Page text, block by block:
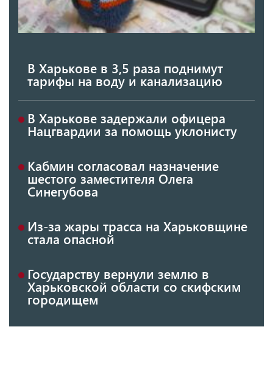
В Харькове в 3,5 раза поднимут
тарифы на воду и канализацию
В Харькове задержали офицера
Нацгвардии за помощь уклонисту
Кабмин согласовал назначение
шестого заместителя Олега
Синегубова
Из-за жары трасса на Харьковщине
стала опасной
Государству вернули землю в
Харьковской области со скифским
городищем